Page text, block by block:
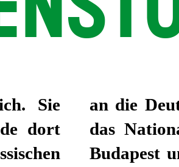
Sie
dort
Berlin,
sowie